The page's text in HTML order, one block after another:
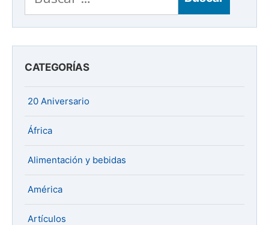
CATEGORÍAS
20 Aniversario
África
Alimentación y bebidas
América
Artículos